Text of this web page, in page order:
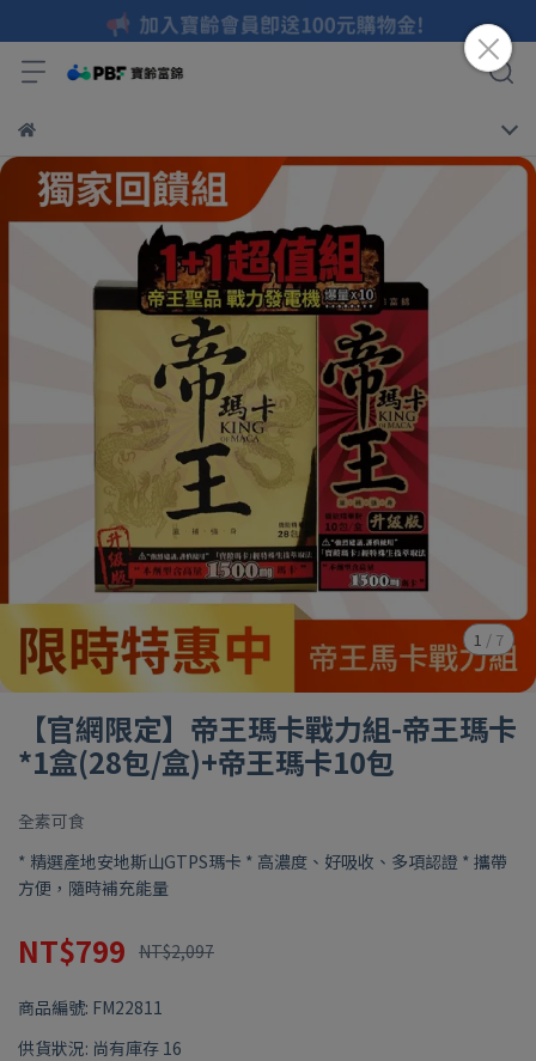
1 / 7
【官網限定】帝王瑪卡戰力組-帝王瑪卡
*1盒(28包/盒)+帝王瑪卡10包
全素可食
* 精選產地安地斯山GTPS瑪卡 * 高濃度、好吸收、多項認證 * 攜帶
方便，隨時補充能量
NT$799 NT$2,097
商品編號: FM22811
供貨狀況: 尚有庫存 16